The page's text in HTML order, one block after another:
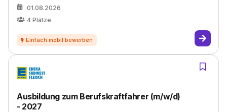
01.08.2026
4 Plätze
Ausbildung zum Berufskraftfahrer (m/w/d)
- 2027